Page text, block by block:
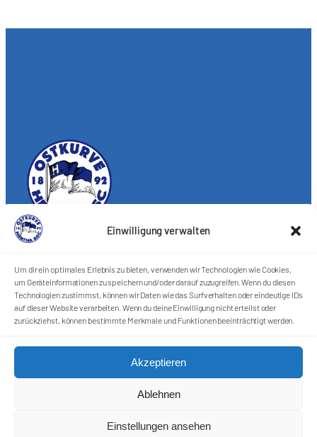
Einwilligung verwalten
Um dir ein optimales Erlebnis zu bieten, verwenden wir Technologien wie Cookies,
um Geräteinformationen zu speichern und/oder darauf zuzugreifen. Wenn du diesen
Technologien zustimmst, können wir Daten wie das Surfverhalten oder eindeutige IDs
auf dieser Website verarbeiten. Wenn du deine Einwilligung nicht erteilst oder
zurückziehst, können bestimmte Merkmale und Funktionen beeinträchtigt werden.
Akzeptieren
Ablehnen
Einstellungen ansehen
Förderkreis Ostkurve e.V.
Kontakt
Impressum
Cookie-Richtlinie (EU)
Datenschutzerklärung
Harlekins Berlin ’98
Supporters Karlsruhe